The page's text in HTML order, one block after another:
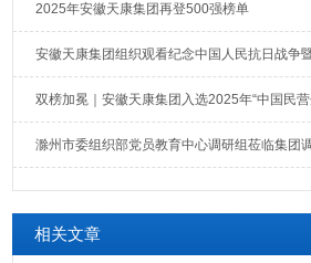
2025年安徽天康集团再登500强榜单
滁州市委组织部党员教育中心调研组莅临集团
相关文章